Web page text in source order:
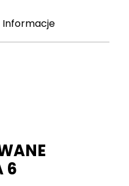
Informacje
6